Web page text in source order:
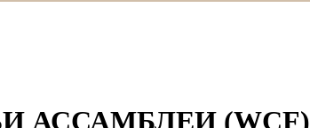
АССАМБЛЕИ (WCF)